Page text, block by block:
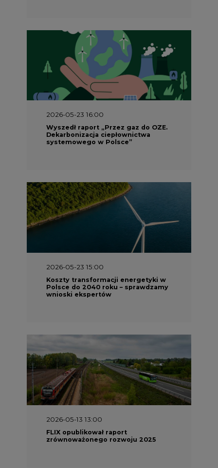
2026-05-23 16:00
Wyszedł raport „Przez gaz do OZE.
Dekarbonizacja ciepłownictwa
systemowego w Polsce”
2026-05-23 15:00
Koszty transformacji energetyki w
Polsce do 2040 roku – sprawdzamy
wnioski ekspertów
2026-05-13 13:00
FLIX opublikował raport
zrównoważonego rozwoju 2025